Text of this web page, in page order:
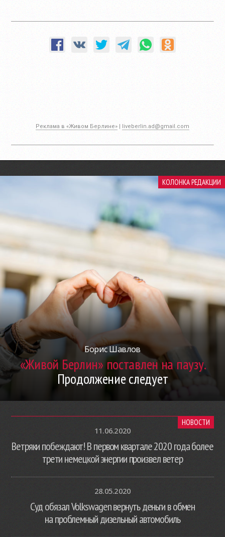
Реклама в «Живом Берлине» | liveberlin.ad@gmail.com
КОЛОНКА РЕДАКЦИИ
Борис Шавлов
«Живой Берлин» поставлен на паузу.
Продолжение следует
НОВОСТИ
11.06.2020
Ветряки побеждают! В первом квартале 2020 года более
трети немецкой энергии произвел ветер
28.05.2020
Суд обязал Volkswagen вернуть деньги в обмен
на проблемный дизельный автомобиль